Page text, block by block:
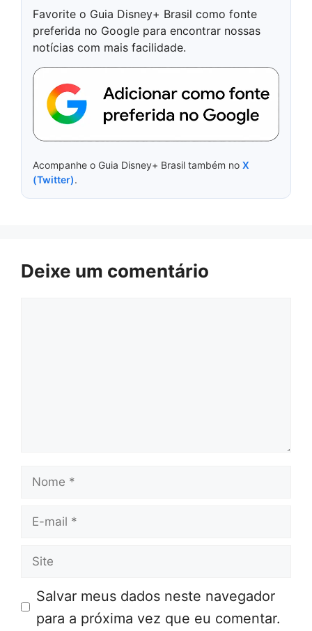
Favorite o Guia Disney+ Brasil como fonte
preferida no Google para encontrar nossas
notícias com mais facilidade.
Acompanhe o Guia Disney+ Brasil também no X
(Twitter).
Deixe um comentário
Nome
E-
Site
Salvar meus dados neste navegador
para a próxima vez que eu comentar.